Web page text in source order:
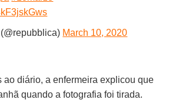
March 10, 2020
ao diário, a enfermeira explicou que
quando a fotografia foi tirada.